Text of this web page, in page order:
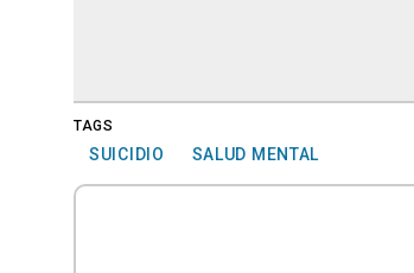
TAGS
SUICIDIO SALUD MENTAL